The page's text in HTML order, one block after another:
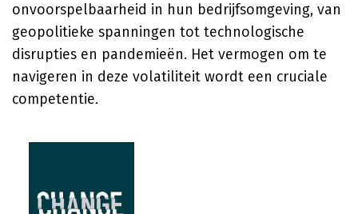
onvoorspelbaarheid in hun bedrijfsomgeving, van
geopolitieke spanningen tot technologische
disrupties en pandemieën. Het vermogen om te
navigeren in deze volatiliteit wordt een cruciale
competentie.